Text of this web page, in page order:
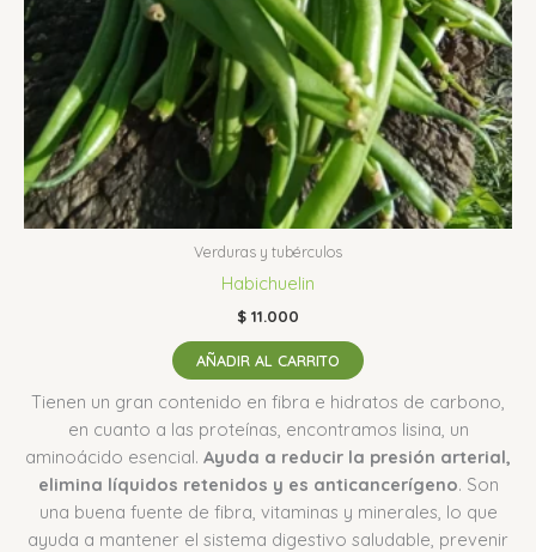
Verduras y tubérculos
Habichuelin
$ 11.000
AÑADIR AL CARRITO
Tienen un gran contenido en fibra e hidratos de carbono,
en cuanto a las proteínas, encontramos lisina, un
aminoácido esencial. Ayuda a reducir la presión arterial,
elimina líquidos retenidos y es anticancerígeno. Son
una buena fuente de fibra, vitaminas y minerales, lo que
ayuda a mantener el sistema digestivo saludable, prevenir